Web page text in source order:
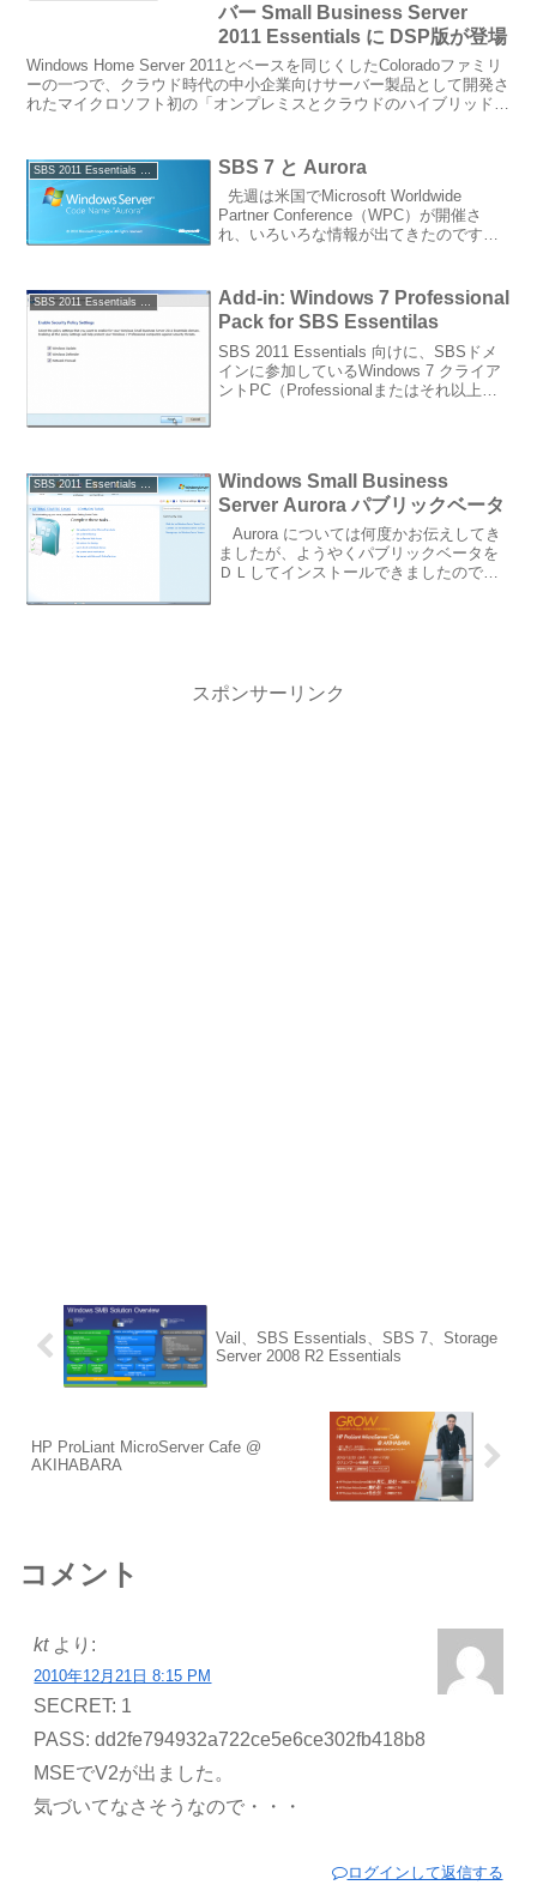
バー Small Business Server
2011 Essentials に DSP版が登場
Windows Home Server 2011とベースを同じくしたColoradoファミリ
ーの一つで、クラウド時代の中小企業向けサーバー製品として開発さ
れたマイクロソフト初の「オンプレミスとクラウドのハイブリッドサ
SBS 2011 Essentials / Standard SBS 7 と Aurora
先週は米国でMicrosoft Worldwide
Partner Conference（WPC）が開催さ
れ、いろいろな情報が出てきたのですが
にMa...
Add-in: Windows 7 Professional
Pack for SBS Essentilas
SBS 2011 Essentials 向けに、SBSドメ
インに参加しているWindows 7 クライア
ントPC（Professionalまたはそれ以上の
SBS 2011 Essentials / Standard
Windows Small Business
Server Aurora パブリックベータ
Aurora については何度かお伝えしてき
ましたが、ようやくパブリックベータを
ＤＬしてインストールできましたので、
スポンサーリンク
Vail、SBS Essentials、SBS 7、Storage
Server 2008 R2 Essentials
HP ProLiant MicroServer Cafe @
AKIHABARA
コメント
kt より:
2010年12月21日 8:15 PM
SECRET: 1
PASS: dd2fe794932a722ce5e6ce302fb418b8
MSEでV2が出ました。
気づいてなさそうなので・・・
ログインして返信する